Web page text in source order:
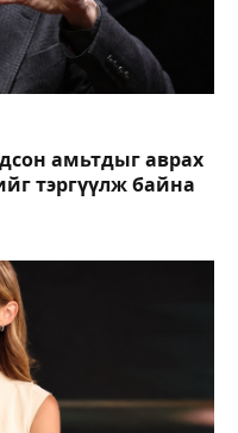
амьтдыг аврах
тэргүүлж байна